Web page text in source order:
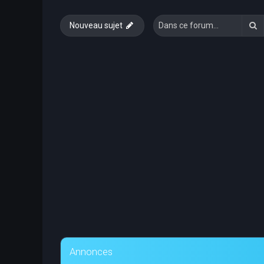
Nouveau sujet
Annonces